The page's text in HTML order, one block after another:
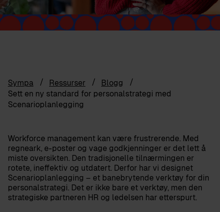
Sympa Ressurser
Blogg
Sett en ny standard for personalstrategi med
Scenarioplanlegging
Workforce management kan være frustrerende. Med
regneark, e-poster og vage godkjenninger er det lett å
miste oversikten. Den tradisjonelle tilnærmingen er
rotete, ineffektiv og utdatert. Derfor har vi designet
Scenarioplanlegging – et banebrytende verktøy for din
personalstrategi. Det er ikke bare et verktøy, men den
strategiske partneren HR og ledelsen har etterspurt.